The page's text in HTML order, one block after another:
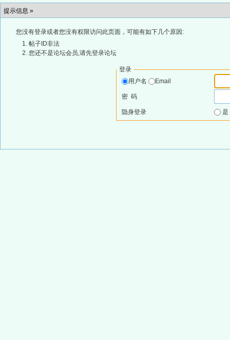
提示信息 »
您没有登录或者您没有权限访问此页面，可能有如下几个原因:
帖子ID非法
您还不是论坛会员,请先登录论坛
登录
用户名
Email
密 码
隐身登录